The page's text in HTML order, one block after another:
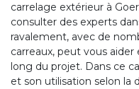
carrelage extérieur à
consulter des experts
ravalement, avec de
carreaux, peut vous
long du projet. Dans ce
et son utilisation selon la